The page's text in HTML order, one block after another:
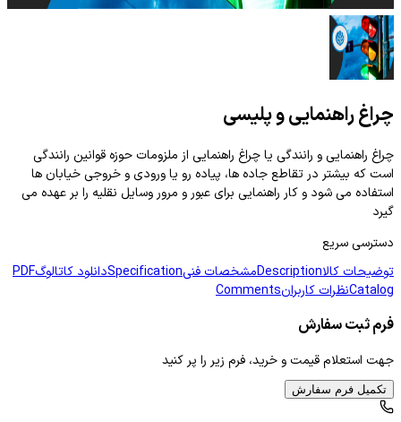
چراغ راهنمایی و پلیسی
چراغ راهنمایی و رانندگی یا چراغ راهنمایی از ملزومات حوزه قوانین رانندگی
است که بیشتر در تقاطع جاده ها، پیاده رو یا ورودی و خروجی خیابان ها
استفاده می شود و کار راهنمایی برای عبور و مرور وسایل نقلیه را بر عهده می
گیرد
دسترسی سریع
توضیحات کالاDescriptionمشخصات فنیSpecificationدانلود کاتالوگPDF
Catalogنظرات کاربرانComments
فرم ثبت سفارش
جهت استعلام قیمت و خرید، فرم زیر را پر کنید
تکمیل فرم سفارش